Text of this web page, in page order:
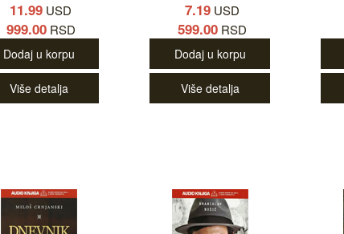
11.99 USD
999.00RSD
Dodaj u korpu
Više detalja
7.19USD
599.00RSD
Dodaj u korpu
Više detalja